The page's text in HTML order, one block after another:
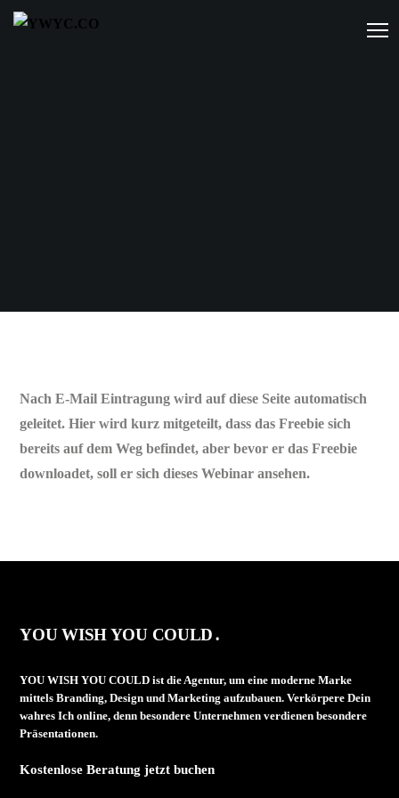
Nach E-Mail Eintragung wird auf diese Seite automatisch
geleitet. Hier wird kurz mitgeteilt, dass das Freebie sich
bereits auf dem Weg befindet, aber bevor er das Freebie
downloadet, soll er sich dieses Webinar ansehen.
YOU WISH YOU COULD․
YOU WISH YOU COULD ist die Agentur, um eine moderne Marke
mittels Branding, Design und Marketing aufzubauen. Verkörpere Dein
wahres Ich online, denn besondere Unternehmen verdienen besondere
Präsentationen.
Kostenlose Beratung jetzt buchen